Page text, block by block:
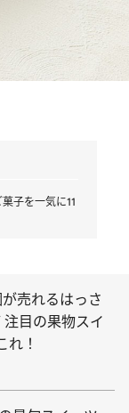
子を一気に11
売れるはっさ
注目の果物スイ
れ！